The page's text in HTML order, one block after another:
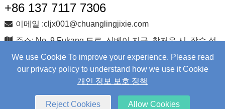
We use Cookie To improve your experience. Please read
our privacy policy to understand how we use it Cookie
개인 정보 보호 정책
Reject Cookies Allow Cookies
+86 137 7117 7306
이메일 :cljx001@chuanglingjixie.com
주소: No. 9 Fukang 도로, 신베이 지구, 창저우 시, 장수 성,
중국
유.
Web Developmentby Wangke